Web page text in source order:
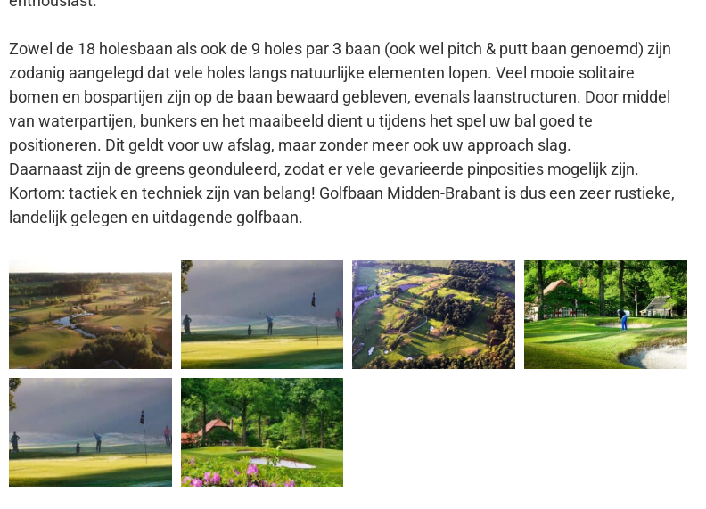
Zowel de 18 holesbaan als ook de 9 holes par 3 baan (ook wel pitch & putt baan genoemd) zijn
zodanig aangelegd dat vele holes langs natuurlijke elementen lopen. Veel mooie solitaire
bomen en bospartijen zijn op de baan bewaard gebleven, evenals laanstructuren. Door middel
van waterpartijen, bunkers en het maaibeeld dient u tijdens het spel uw bal goed te
positioneren. Dit geldt voor uw afslag, maar zonder meer ook uw approach slag.
Daarnaast zijn de greens geonduleerd, zodat er vele gevarieerde pinposities mogelijk zijn.
Kortom: tactiek en techniek zijn van belang! Golfbaan Midden-Brabant is dus een zeer rustieke,
landelijk gelegen en uitdagende golfbaan.